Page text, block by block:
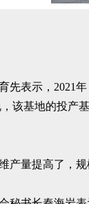
先表示，2021
该基地的投产
产量提高了，